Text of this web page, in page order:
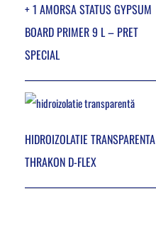
+ 1 AMORSA STATUS GYPSUM
BOARD PRIMER 9 L – PRET
SPECIAL
HIDROIZOLATIE TRANSPARENTA
THRAKON D-FLEX